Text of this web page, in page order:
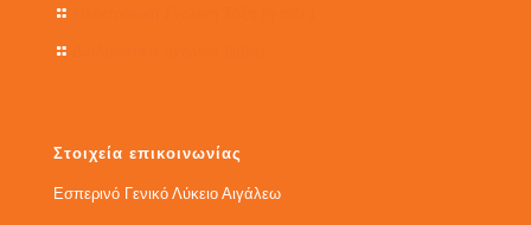
Στοιχεία επικοινωνίας
Εσπερινό Γενικό Λύκειο Αιγάλεω